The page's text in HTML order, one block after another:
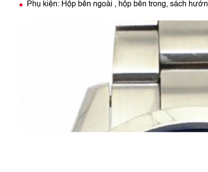
Phụ kiện: Hộp bên ngoài , hộp bên trong, sách